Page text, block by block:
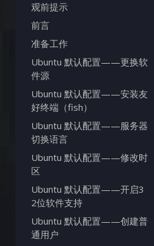
观前提示
前言
准备工作
Ubuntu 默认配置——更换软
件源
Ubuntu 默认配置——安装友
好终端（fish）
Ubuntu 默认配置——服务器
切换语言
Ubuntu 默认配置——修改时
区
Ubuntu 默认配置——开启3
2位软件支持
Ubuntu 默认配置——创建普
通用户